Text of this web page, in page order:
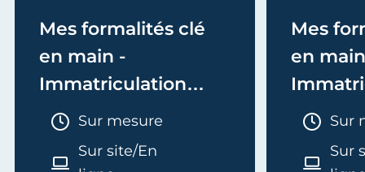
Mes formalités clé
en main -
Immatriculation
(EI/Micro-entreprise
ou réel)
Durée :
Sur mesure
Sur site/En
Mes
en
Sur
Sur